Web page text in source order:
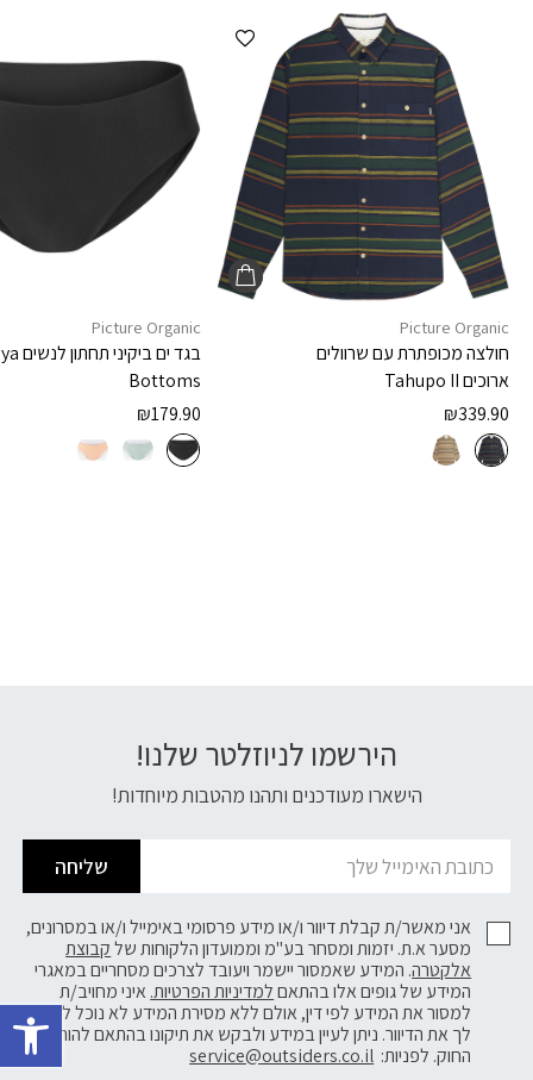
הוספה למועדפים
Picture Organic
חולצה מכופתרת עם שרוולים
ארוכיםTahupo II
₪339.90
Picture Organic
בגד ים ביקיני תחתון לנשים
Bottoms
₪179.90
הירשמו לניוזלטר שלנו!
הישארו מעודכנים ותהנו מהטבות מיוחדות!
שליחה
אני מאשר/ת קבלת דיוור ו/או מידע פרסומי באימייל ו/או במסרונים,
מסער א.ת. יזמות ומסחר בע"מ וממועדון הלקוחות שלקבוצת
אלקטרה. המידע שאמסור יישמר ויעובד לצרכים מסחריים במאגרי
המידע של גופים אלו בהתאםלמדיניות הפרטיות. איני מחויב/ת
למסור את המידע לפי דין, אולם ללא מסירת המידע לא נוכל לשלוח
לך את הדיוור. ניתן לעיין במידע ולבקש את תיקונו בהתאם להוראות
החוק. לפניות: service@outsiders.co.il